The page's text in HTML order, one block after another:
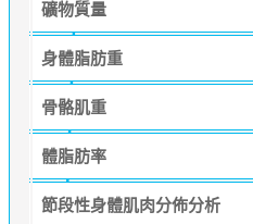
礦物質量
身體脂肪重
骨骼肌重
體脂肪率
節段性身體肌肉分佈分析